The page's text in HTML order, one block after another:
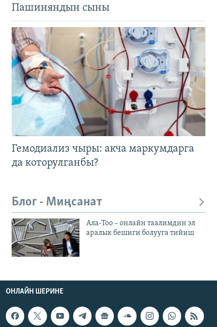
Пашиняндын сыны
Гемодиализ чыры: акча маркумдарга
да которулганбы?
Блог - Миңсанат
Ала-Тоо – онлайн таалимдин эл
аралык бешиги болууга тийиш
ОНЛАЙН ШЕРИНЕ